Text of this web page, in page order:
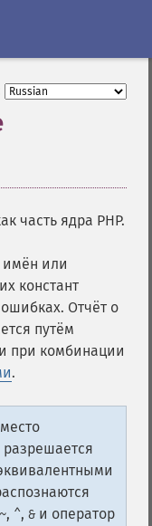
часть ядра PHP.
имён или
констант
Отчёт о
путём
при комбинации
.
~, ^, & и оператор